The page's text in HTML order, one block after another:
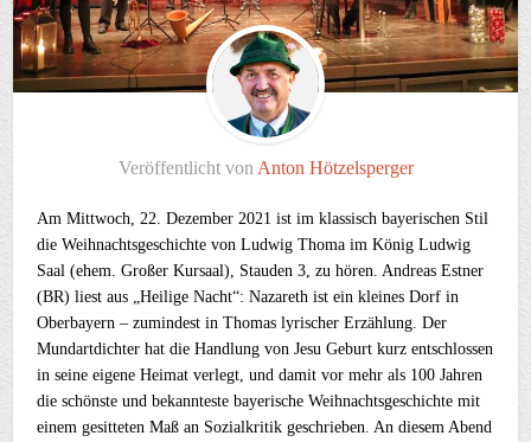
Veröffentlicht von Anton Hötzelsperger
Am Mittwoch, 22. Dezember 2021 ist im klassisch bayerischen Stil
die Weihnachtsgeschichte von Ludwig Thoma im König Ludwig
Saal (ehem. Großer Kursaal), Stauden 3, zu hören. Andreas Estner
(BR) liest aus „Heilige Nacht“: Nazareth ist ein kleines Dorf in
Oberbayern – zumindest in Thomas lyrischer Erzählung. Der
Mundartdichter hat die Handlung von Jesu Geburt kurz entschlossen
in seine eigene Heimat verlegt, und damit vor mehr als 100 Jahren
die schönste und bekannteste bayerische Weihnachtsgeschichte mit
einem gesitteten Maß an Sozialkritik geschrieben. An diesem Abend